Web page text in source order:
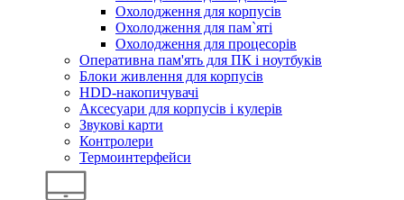
Охолодження для корпусів
Охолодження для пам`яті
Охолодження для процесорів
Оперативна пам'ять для ПК і ноутбуків
Блоки живлення для корпусів
HDD-накопичувачі
Аксесуари для корпусів і кулерів
Звукові карти
Контролери
Термоинтерфейси